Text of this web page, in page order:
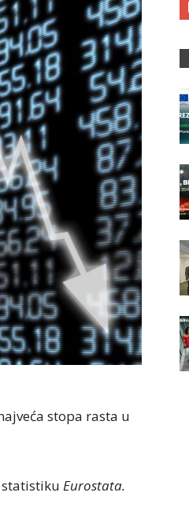
stopa rasta u
Eurostata.